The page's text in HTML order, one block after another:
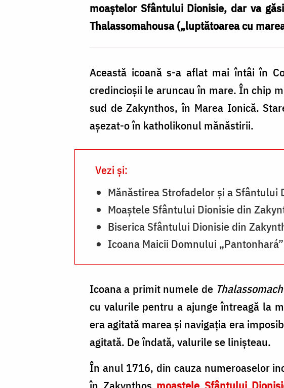
moaştelor Sfântului Dionisie, dar va
Thalassomahousa („luptătoarea cu
Această icoană s-a aflat mai întâi în
credincioșii le aruncau în mare. În chip
sud de Zakynthos, în Marea Ionică.
aşezat-o în katholikonul mănăstirii.
Vezi și:
Mănăstirea Strofadelor și a Sfântului
Moaștele Sfântului Dionisie din
Biserica Sfântului Dionisie din
Icoana Maicii Domnului
Icoana a primit numele de
cu valurile pentru a ajunge întreagă la
era agitată marea și navigaţia era
agitată. De îndată, valurile se linişteau.
În anul 1716, din cauza numeroaselor